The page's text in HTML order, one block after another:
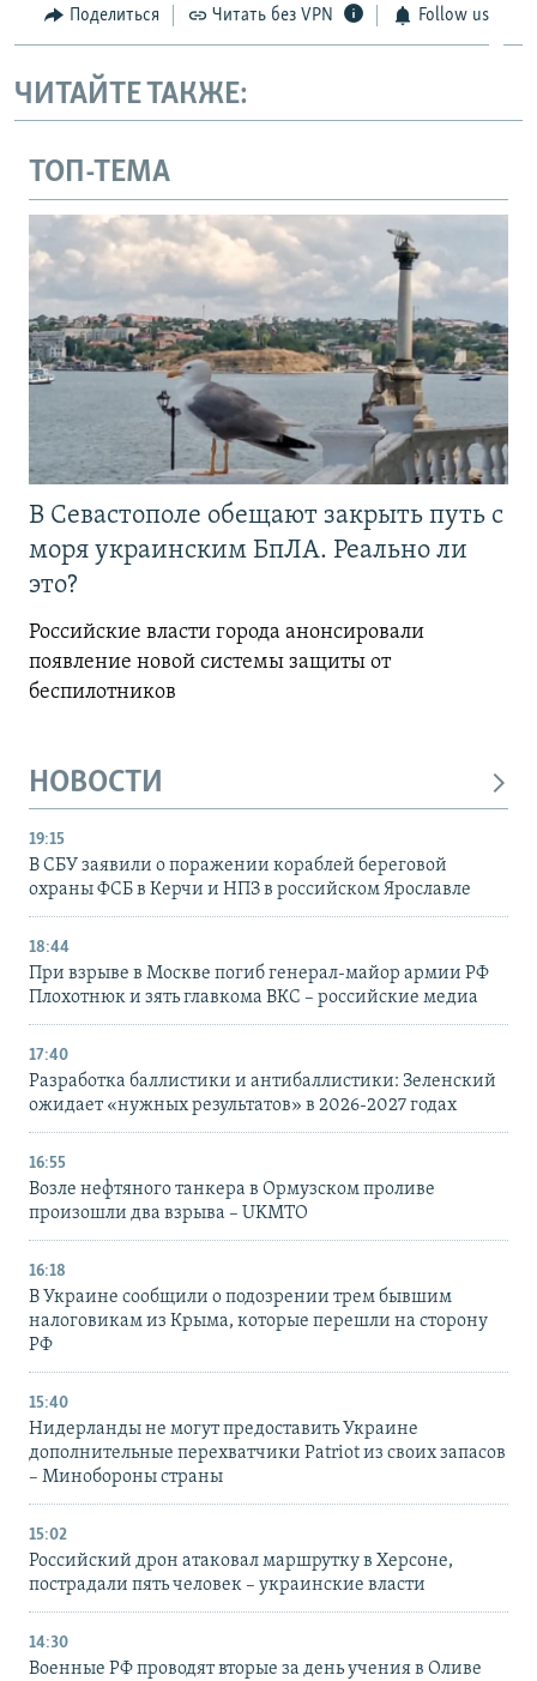
Поделиться Читать без VPN Follow us
ЧИТАЙТЕ ТАКЖЕ:
ТОП-ТЕМА
В Севастополе обещают закрыть путь с
моря украинским БпЛА. Реально ли
это?
Российские власти города анонсировали
появление новой системы защиты от
беспилотников
НОВОСТИ
19:15
В СБУ заявили о поражении кораблей береговой
охраны ФСБ в Керчи и НПЗ в российском Ярославле
18:44
При взрыве в Москве погиб генерал-майор армии РФ
Плохотнюк и зять главкома ВКС – российские медиа
17:40
Разработка баллистики и антибаллистики: Зеленский
ожидает «нужных результатов» в 2026-2027 годах
16:55
Возле нефтяного танкера в Ормузском проливе
произошли два взрыва – UKMTO
16:18
В Украине сообщили о подозрении трем бывшим
налоговикам из Крыма, которые перешли на сторону
РФ
15:40
Нидерланды не могут предоставить Украине
дополнительные перехватчики Patriot из своих запасов
– Минобороны страны
15:02
Российский дрон атаковал маршрутку в Херсоне,
пострадали пять человек – украинские власти
14:30
Военные РФ проводят вторые за день учения в Оливе